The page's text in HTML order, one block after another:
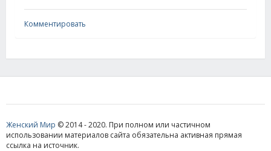
Комментировать
Женский Мир © 2014 - 2020. При полном или частичном
использовании материалов сайта обязательна активная прямая
ссылка на источник.